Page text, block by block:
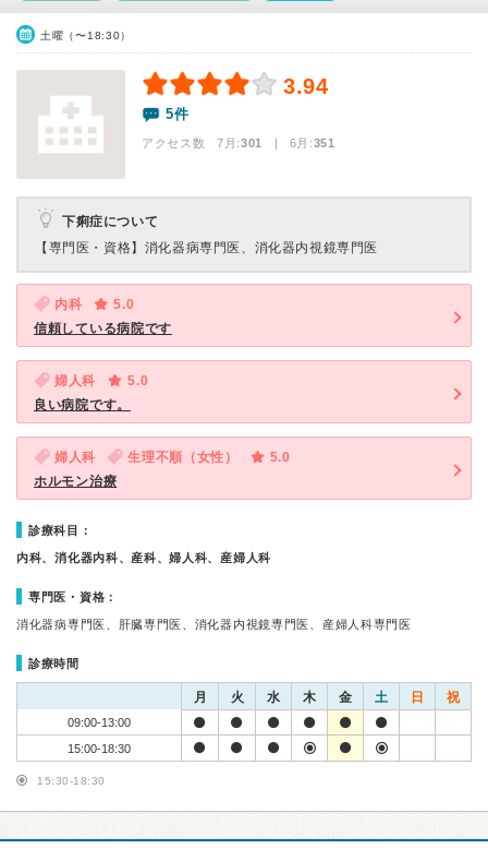
土曜（〜18:30）
3.94
5件
アクセス数 7月:301 | 6月:351
下痢症について
【専門医・資格】 消化器病専門医、消化器内視鏡専門医
内科
5.0
信頼している病院です
婦人科
5.0
良い病院です。
婦人科 生理不順（女性）
5.0
ホルモン治療
診療科目：
内科、消化器内科、産科、婦人科、産婦人科
専門医・資格：
消化器病専門医、肝臓専門医、消化器内視鏡専門医、産婦人科専門医
診療時間
月 火 水 木 金 土 日 祝
09:00-13:00
15:00-18:30
15:30-18:30